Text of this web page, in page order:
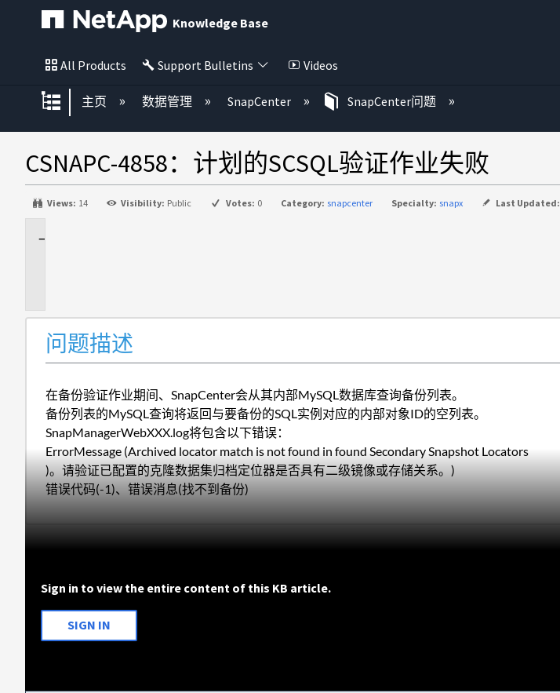
Knowledge Base
All Products Support Bulletins Videos
扩展/隐缩全局层次
主页 数据管理 SnapCenter SnapCenter问题
CSNAPC-4858：计划的SCSQL验证作业失败
Views: 14 Visibility: Public Votes: 0 Category: snapcenter Specialty: snapx Last Updated:
问题描述
在备份验证作业期间、SnapCenter会从其内部MySQL数据库查询备份列表。
备份列表的MySQL查询将返回与要备份的SQL实例对应的内部对象ID的空列表。
SnapManagerWebXXX.log将包含以下错误：
ErrorMessage (Archived locator match is not found in found Secondary Snapshot Locators
)。请验证已配置的克隆数据集归档定位器是否具有二级镜像或存储关系。)
错误代码(-1)、错误消息(找不到备份)
Sign in to view the entire content of this KB article.
SIGN IN